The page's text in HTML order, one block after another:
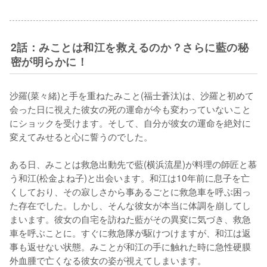
2話：みことは和江を救えるのか？さらに藍の秘
密が明らかに！
沙羅(菜々緒)と手を重ねたみこと(福士蒼汰)は、沙羅と初めて
会った日に視えた彼女の死の運命が今も変わっていないこと
にショックを受けます。そして、自分が彼女の運命を絶対に
変えてみせると心に誓うのでした。
ある日、みことは救急出動先で藍(横浜流星)が料理の師匠と慕
う和江(松金よね子)と出会います。和江は10年前に息子を亡
くしており、その寂しさから事あるごとに救急車を呼ぶ困っ
た存在でした。しかし、そんな彼女が本当に体調を崩してし
まいます。彼女の自宅を訪ねた藍がその異変に気づき、救急
車を呼ぶことに。すぐに救急隊が駆けつけますが、和江は返
事も返せない状態。みことが和江の手に触れた時に急性硬膜
外血腫で亡くなる彼女の姿が視えてしまいます。